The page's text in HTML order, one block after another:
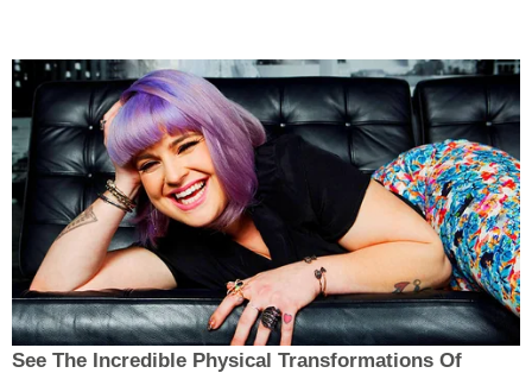
See The Incredible Physical Transformations Of